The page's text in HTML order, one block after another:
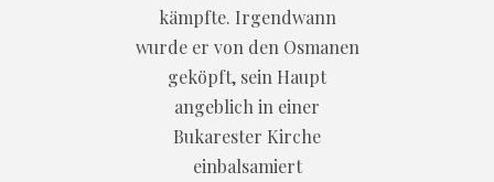
kämpfte. Irgendwann
wurde er von den Osmanen
geköpft, sein Haupt
angeblich in einer
Bukarester Kirche
einbalsamiert